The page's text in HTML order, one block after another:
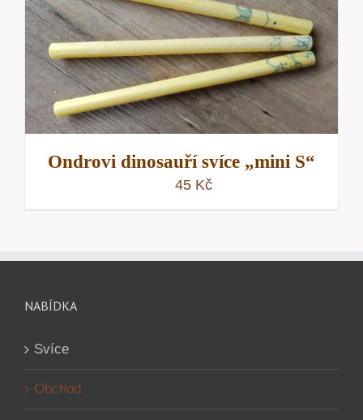
Ondrovi dinosauří svíce „mini S“
45 Kč
NABÍDKA
Svíce
Obchod